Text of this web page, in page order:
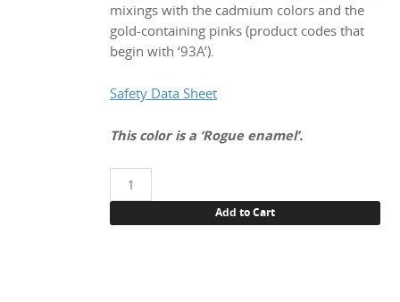
mixings with the cadmium colors and the
gold-containing pinks (product codes that
begin with ‘93A’).
Safety Data Sheet
This color is a ‘Rogue enamel’.
93T1000
Pure
Add to Cart